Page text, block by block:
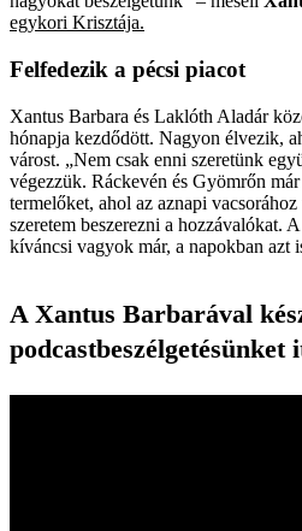
egykori Krisztája.
Felfedezik a pécsi piacot
Xantus Barbara és Laklóth Aladár
hónapja kezdődött. Nagyon élvezik,
várost. „Nem csak enni szeretünk
végezzük. Ráckevén és Gyömrőn
termelőket, ahol az aznapi
szeretem beszerezni a hozzávalókat.
kíváncsi vagyok már, a napokban azt
A Xantus Barbarával
podcastbeszélgetésünket